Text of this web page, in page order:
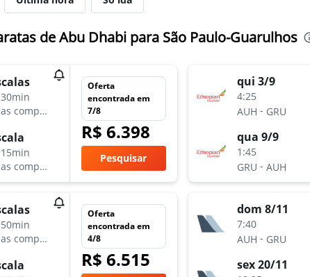
de Abu Dhabi para São Paulo-Guarulhos
companhias aéreas
companhias aéreas
Oferta
encontrada em
7/8
R$ 6.398
Pesquisar
companhias aéreas
Oferta
encontrada em
4/8
R$ 6.515
qui 3/9
4:25
AUH - GRU
qua 9/9
1:45
GRU - AUH
dom 8/11
7:40
AUH - GRU
sex 20/11